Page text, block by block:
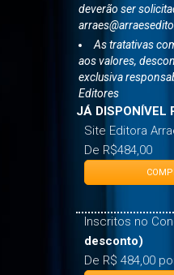
As vendas com
deverão ser
As tratativas
aos valores,
Editores
JÁ DISPONÍVEL
Site Editora
Inscritos no